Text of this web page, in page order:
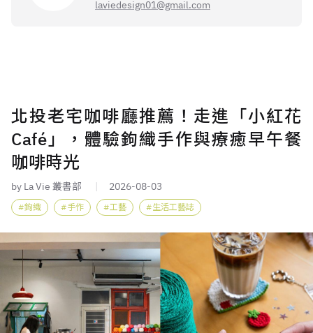
laviedesign01@gmail.com
北投老宅咖啡廳推薦！走進「小紅花
Café」，體驗鉤織手作與療癒早午餐
咖啡時光
by La Vie 叢書部 2026-08-03
鉤織 手作 工藝 生活工藝誌